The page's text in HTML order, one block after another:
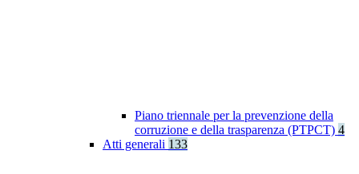
Piano triennale per la prevenzione della
corruzione e della trasparenza (PTPCT) 4
Atti generali 133